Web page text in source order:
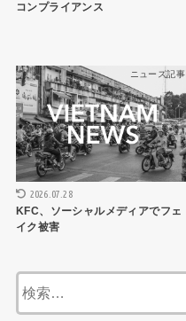
コンプライアンス
ニュース記事
2026.07.28
KFC、ソーシャルメディアでフェ
イク被害